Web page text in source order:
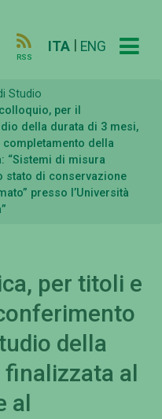
RSS
ITA ENG
Studio
per il
della durata di 3 mesi,
della
“Sistemi di misura
stato di conservazione
presso l’Università
per titoli e
della
al
al